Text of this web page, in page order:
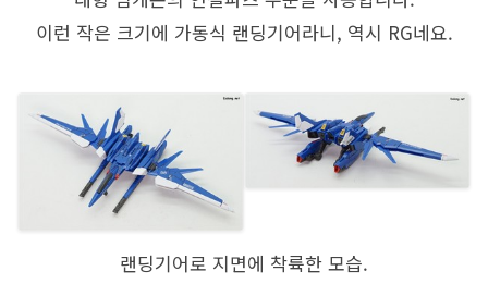
이런 작은 크기에 가동식 랜딩기어라니, 역시 RG네요.
랜딩기어로 지면에 착륙한 모습.